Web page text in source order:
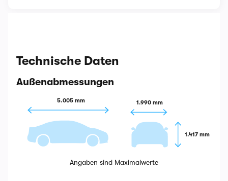
Technische Daten
Außenabmessungen
5.005 mm 1.990 mm
1.417 mm
Angaben sind Maximalwerte